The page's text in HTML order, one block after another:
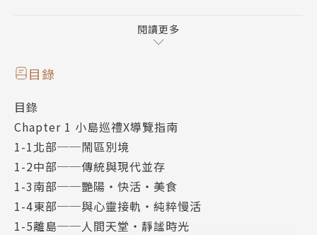
從今以後，不必手忙腳亂也不必耗盡心力準備，
只要一本詳盡導遊書，幫你搞定這一切！
即將迎接韓國友人的你
時常接待韓國觀光客的你
想知道怎麼用韓語介紹台灣的你
正在學韓語想充實閱讀的你
正在準備韓語導遊人員口試的你
閱讀更多
目錄
目錄
Chapter 1 小島巡禮X導覽指南
1-1北部──鬧區別境
1-2中部──傳統與現代並存
1-3南部──艷陽‧快活‧美食
1-4東部──與心靈接軌‧純粹慢活
1-5離島──人間天堂‧靜謐時光